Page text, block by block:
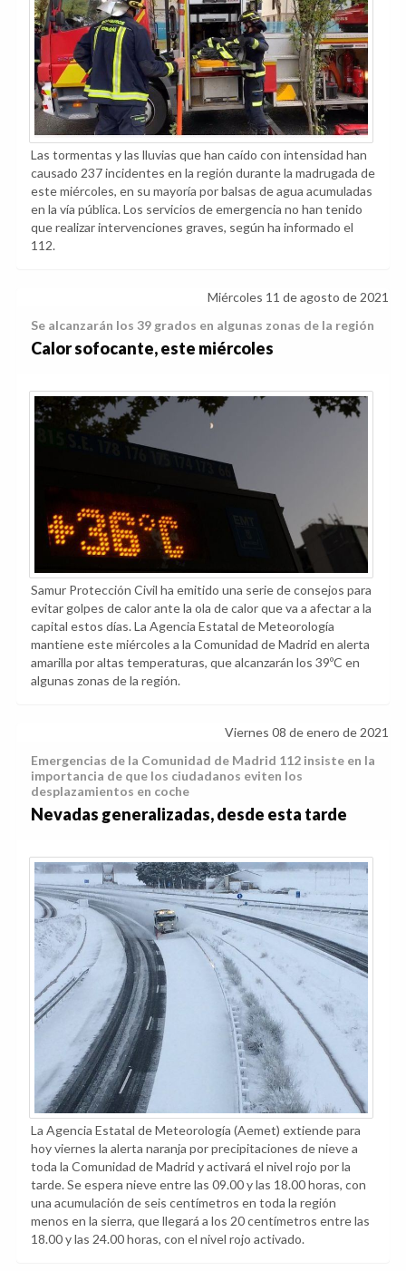
Las tormentas y las lluvias que han caído con intensidad han
causado 237 incidentes en la región durante la madrugada de
este miércoles, en su mayoría por balsas de agua acumuladas
en la vía pública. Los servicios de emergencia no han tenido
que realizar intervenciones graves, según ha informado el
112.
Miércoles 11 de agosto de 2021
Se alcanzarán los 39 grados en algunas zonas de la región
Calor sofocante, este miércoles
Samur Protección Civil ha emitido una serie de consejos para
evitar golpes de calor ante la ola de calor que va a afectar a la
capital estos días. La Agencia Estatal de Meteorología
mantiene este miércoles a la Comunidad de Madrid en alerta
amarilla por altas temperaturas, que alcanzarán los 39ºC en
algunas zonas de la región.
Viernes 08 de enero de 2021
Emergencias de la Comunidad de Madrid 112 insiste en la
importancia de que los ciudadanos eviten los
desplazamientos en coche
Nevadas generalizadas, desde esta tarde
La Agencia Estatal de Meteorología (Aemet) extiende para
hoy viernes la alerta naranja por precipitaciones de nieve a
toda la Comunidad de Madrid y activará el nivel rojo por la
tarde. Se espera nieve entre las 09.00 y las 18.00 horas, con
una acumulación de seis centímetros en toda la región
menos en la sierra, que llegará a los 20 centímetros entre las
18.00 y las 24.00 horas, con el nivel rojo activado.